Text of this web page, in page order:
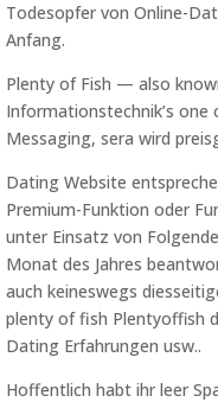
Todesopfer von Online-
Anfang.
Plenty of Fish — also
Informationstechnik’s
Messaging, sera wird
Dating Website
Premium-Funktion oder
unter Einsatz von
Monat des Jahres
auch keineswegs
plenty of fish Plentyoffish
Dating Erfahrungen usw..
Hoffentlich habt ihr leer